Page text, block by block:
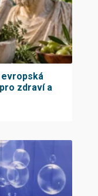
evropská
zdraví a